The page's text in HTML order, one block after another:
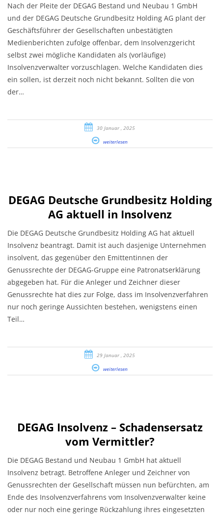
Nach der Pleite der DEGAG Bestand und Neubau 1 GmbH
und der DEGAG Deutsche Grundbesitz Holding AG plant der
Geschäftsführer der Gesellschaften unbestätigten
Medienberichten zufolge offenbar, dem Insolvenzgericht
selbst zwei mögliche Kandidaten als (vorläufige)
Insolvenzverwalter vorzuschlagen. Welche Kandidaten dies
ein sollen, ist derzeit noch nicht bekannt. Sollten die von
der…
30 Januar , 2025
weiterlesen
DEGAG Deutsche Grundbesitz Holding
AG aktuell in Insolvenz
Die DEGAG Deutsche Grundbesitz Holding AG hat aktuell
Insolvenz beantragt. Damit ist auch dasjenige Unternehmen
insolvent, das gegenüber den Emittentinnen der
Genussrechte der DEGAG-Gruppe eine Patronatserklärung
abgegeben hat. Für die Anleger und Zeichner dieser
Genussrechte hat dies zur Folge, dass im Insolvenzverfahren
nur noch geringe Aussichten bestehen, wenigstens einen
Teil…
29 Januar , 2025
weiterlesen
DEGAG Insolvenz – Schadensersatz
vom Vermittler?
Die DEGAG Bestand und Neubau 1 GmbH hat aktuell
Insolvenz betragt. Betroffene Anleger und Zeichner von
Genussrechten der Gesellschaft müssen nun befürchten, am
Ende des Insolvenzverfahrens vom Insolvenzverwalter keine
oder nur noch eine geringe Rückzahlung ihres eingesetzten